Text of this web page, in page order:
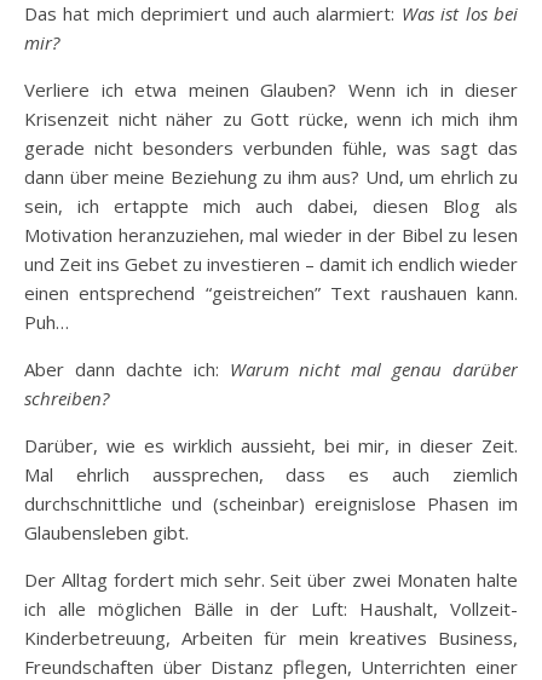
Das hat mich deprimiert und auch alarmiert: Was ist los bei
mir?
Verliere ich etwa meinen Glauben? Wenn ich in dieser
Krisenzeit nicht näher zu Gott rücke, wenn ich mich ihm
gerade nicht besonders verbunden fühle, was sagt das
dann über meine Beziehung zu ihm aus? Und, um ehrlich zu
sein, ich ertappte mich auch dabei, diesen Blog als
Motivation heranzuziehen, mal wieder in der Bibel zu lesen
und Zeit ins Gebet zu investieren – damit ich endlich wieder
einen entsprechend “geistreichen” Text raushauen kann.
Puh…
Aber dann dachte ich: Warum nicht mal genau darüber
schreiben?
Darüber, wie es wirklich aussieht, bei mir, in dieser Zeit.
Mal ehrlich aussprechen, dass es auch ziemlich
durchschnittliche und (scheinbar) ereignislose Phasen im
Glaubensleben gibt.
Der Alltag fordert mich sehr. Seit über zwei Monaten halte
ich alle möglichen Bälle in der Luft: Haushalt, Vollzeit-
Kinderbetreuung, Arbeiten für mein kreatives Business,
Freundschaften über Distanz pflegen, Unterrichten einer